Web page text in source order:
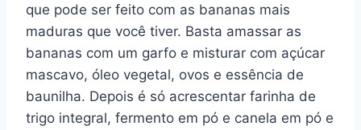
que pode ser feito com as bananas mais
maduras que você tiver. Basta amassar as
bananas com um garfo e misturar com açúcar
mascavo, óleo vegetal, ovos e essência de
baunilha. Depois é só acrescentar farinha de
trigo integral, fermento em pó e canela em pó e